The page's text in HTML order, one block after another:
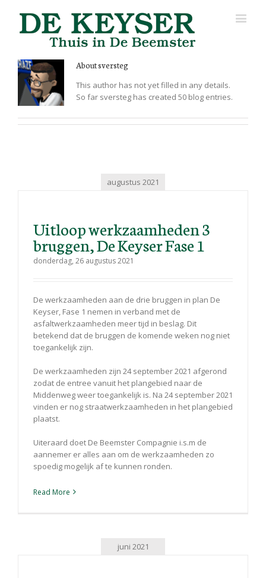
Aboutsversteg
This author has not yet filled in any details.
So far sversteg has created 50 blog entries.
augustus 2021
Uitloop werkzaamheden 3
bruggen, De Keyser Fase 1
donderdag, 26 augustus 2021
De werkzaamheden aan de drie bruggen in plan De
Keyser, Fase 1 nemen in verband met de
asfaltwerkzaamheden meer tijd in beslag. Dit
betekend dat de bruggen de komende weken nog niet
toegankelijk zijn.
De werkzaamheden zijn 24 september 2021 afgerond
zodat de entree vanuit het plangebied naar de
Middenweg weer toegankelijk is. Na 24 september 2021
vinden er nog straatwerkzaamheden in het plangebied
plaatst.
Uiteraard doet De Beemster Compagnie i.s.m de
aannemer er alles aan om de werkzaamheden zo
spoedig mogelijk af te kunnen ronden.
Read More
juni 2021